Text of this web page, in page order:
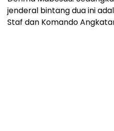
jenderal bintang dua ini
Staf dan Komando